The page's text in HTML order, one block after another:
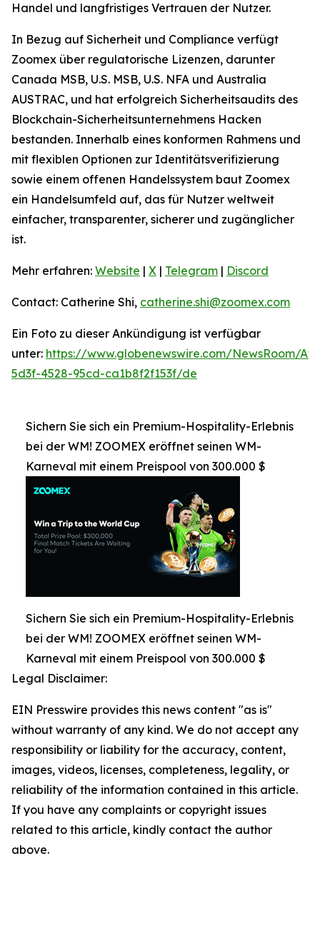
Handel und langfristiges Vertrauen der Nutzer.
In Bezug auf Sicherheit und Compliance verfügt
Zoomex über regulatorische Lizenzen, darunter
Canada MSB, U.S. MSB, U.S. NFA und Australia
AUSTRAC, und hat erfolgreich Sicherheitsaudits des
Blockchain-Sicherheitsunternehmens Hacken
bestanden. Innerhalb eines konformen Rahmens und
mit flexiblen Optionen zur Identitätsverifizierung
sowie einem offenen Handelssystem baut Zoomex
ein Handelsumfeld auf, das für Nutzer weltweit
einfacher, transparenter, sicherer und zugänglicher
ist.
Mehr erfahren: Website | X | Telegram | Discord
Contact: Catherine Shi, catherine.shi@zoomex.com
Ein Foto zu dieser Ankündigung ist verfügbar
unter: https://www.globenewswire.com/NewsRoom/
5d3f-4528-95cd-ca1b8f2f153f/de
Sichern Sie sich ein Premium-Hospitality-Erlebnis
bei der WM! ZOOMEX eröffnet seinen WM-
Karneval mit einem Preispool von 300.000 $
Sichern Sie sich ein Premium-Hospitality-Erlebnis
bei der WM! ZOOMEX eröffnet seinen WM-
Karneval mit einem Preispool von 300.000 $
Legal Disclaimer:
EIN Presswire provides this news content "as is"
without warranty of any kind. We do not accept any
responsibility or liability for the accuracy, content,
images, videos, licenses, completeness, legality, or
reliability of the information contained in this article.
If you have any complaints or copyright issues
related to this article, kindly contact the author
above.